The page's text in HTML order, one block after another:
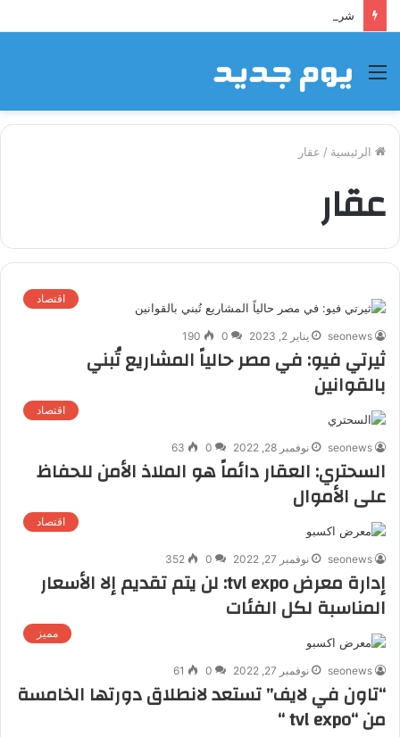
شراكة إيجي تاورز مع بلدينا.. قيمة مضافة تعزز نجاح المشروعات
القائمة
الرئيسية / عقار
عقار
اقتصاد
seonews يناير 2, 2023 0
190
ثيرتي فيو: في مصر حالياً المشاريع تُبني
بالقوانين
اقتصاد
seonews نوفمبر 28, 2022 0
63
السحتري: العقار دائماً هو الملاذ الأمن للحفاظ
على الأموال
اقتصاد
seonews نوفمبر 27, 2022 0
352
إدارة معرض tvl expo: لن يتم تقديم إلا الأسعار
المناسبة لكل الفئات
مميز
seonews نوفمبر 27, 2022 0
61
“تاون في لايف” تستعد لانطلاق دورتها الخامسة
من “tvl expo “